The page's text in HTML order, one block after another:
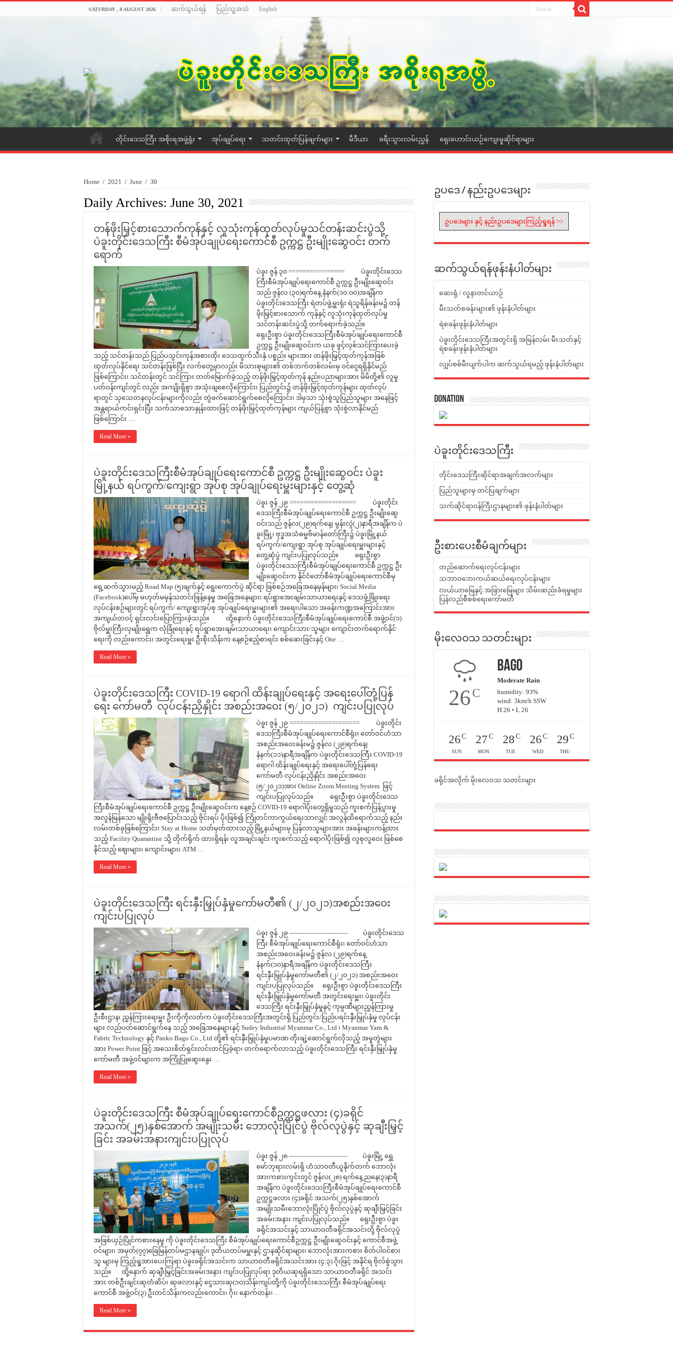
SATURDAY , 8 AUGUST 2026 ဆက်သွယ်ရန် ပြည်သူ့အသံ English
တိုင်းဒေသကြီး အစိုးရအဖွဲ့ရုံး အုပ်ချုပ်ရေး သတင်းထုတ်ပြန်ချက်များ မီဒီယာ ခရီးသွားလမ်းညွှန် ရှေးဟောင်းယဉ်ကျေးမှုဆိုင်ရာများ
Home / 2021 / June / 30
Daily Archives: June 30, 2021
တန်ဖိုးမြှင့်စားသောက်ကုန်နှင့် လူသုံးကုန်ထုတ်လုပ်မှုသင်တန်းဆင်းပွဲသို့
ပဲခူးတိုင်းဒေသကြီး စီမံအုပ်ချုပ်ရေးကောင်စီ ဥက္ကဋ္ဌ ဦးမျိုးဆွေဝင်း တက်
ရောက်
ပဲခူး ဇွန် ၃၀ ================ ပဲခူးတိုင်းဒေသ
ကြီးစီမံအုပ်ချုပ်ရေးကောင်စီ ဥက္ကဋ္ဌ ဦးမျိုးဆွေဝင်း
သည် ဇွန်လ (၃၀)ရက်နေ့ နံနက်(၁၀:၀၀)အချိန်က
ပဲခူးတိုင်းဒေသကြီး ရဲတပ်ဖွဲ့မှူးရုံး ရဲသူရိန်ခန်းမ၌ တန်
ဖိုးမြှင့်စားသောက် ကုန်နှင့် လူသုံးကုန်ထုတ်လုပ်မှု
သင်တန်းဆင်းပွဲသို့ တက်ရောက်ခဲ့သည်။
ရှေးဦးစွာ ပဲခူးတိုင်းဒေသကြီးစီမံအုပ်ချုပ်ရေးကောင်စီ
ဥက္ကဋ္ဌ ဦးမျိုးဆွေဝင်းက ယခု ဖွင့်လှစ်သင်ကြားပေးခဲ့
သည့် သင်တန်းသည် ပြည်ပသွင်းကုန်အစားထိုး ဒေသထွက်သီးနှံ ပစ္စည်း များအား တန်ဖိုးမြှင့်ထုတ်ကုန်အဖြစ်
ထုတ်လုပ်နိုင်ရေး သင်တန်းဖြစ်ပြီး လက်တွေ့မှာလည်း မိသားစုများ၏ တစ်ဘက်တစ်လမ်းမှ ဝင်ငွေရရှိနိုင်မည်
ဖြစ်ကြောင်း၊ သင်တန်းတွင် သင်ကြား တတ်မြောက်ခဲ့သည့် တန်ဖိုးမြှင့်ထုတ်ကုန် နည်းပညာများအား မိမိတို့၏ လူမှု
ပတ်ဝန်းကျင်တွင် လည်း အကျိုးရှိစွာ အသုံးချစေလိုကြောင်း၊ ပြည်တွင်း၌ တန်ဖိုးမြှင့်ထုတ်ကုန်များ ထုတ်လုပ်
ရာတွင် သုသေတနလုပ်ငန်းများကိုလည်း တွဲဖက်ဆောင်ရွက်စေလိုကြောင်း၊ ဒါမှသာ သုံးစွဲသူပြည်သူများ အနေဖြင့်
အန္တရာယ်ကင်းရှင်းပြီး သက်သာသောနှုန်းထားဖြင့် တန်ဖိုးမြှင့်ထုတ်ကုန်များ ကျယ်ပြန့်စွာ သုံးစွဲလာနိုင်မည်
ဖြစ်ကြောင်း …
Read More »
ပဲခူးတိုင်းဒေသကြီးစီမံအုပ်ချုပ်ရေးကောင်စီ ဥက္ကဋ္ဌ ဦးမျိုးဆွေဝင်း ပဲခူး
မြို့နယ် ရပ်ကွက်/ကျေးရွာ အုပ်စု အုပ်ချုပ်ရေးမှူးများနှင့် တွေ့ဆုံ
ပဲခူး ဇွန် ၂၉ =================== ပဲခူးတိုင်း
ဒေသကြီးစီမံအုပ်ချုပ်ရေးကောင်စီ ဥက္ကဋ္ဌ ဦးမျိုးဆွေ
ဝင်းသည် ဇွန်လ(၂၉)ရက်နေ့၊ မွန်းလွဲ(၂)နာရီအချိန်က ပဲ
ခူးမြို့၊ ဗုဒ္ဓအသံဓမ္မဗိမာ‌န်တော်ကြီး၌ ပဲခူးမြို့နယ်
ရပ်ကွက်/ကျေးရွာ အုပ်စု အုပ်ချုပ်ရေးမှူးများနှင့်
တွေ့ဆုံပွဲ ကျင်းပပြုလုပ်သည်။ ရှေးဦးစွာ
ပဲခူးတိုင်းဒေသကြီးစီမံအုပ်ချုပ်ရေးကောင်စီ ဥက္ကဋ္ဌ ဦး
မျိုးဆွေဝင်းက နိုင်ငံတော်စီမံအုပ်ချုပ်ရေးကောင်စီမှ
ရှေ့ဆက်သွားမည့် Road Map (၅)ချက်နှင့် ရွေးကောက်ပွဲ ဆိုင်ရာ ဖြစ်စဉ်အခြေအနေမှန်များ၊ Social Media
(Facebook)ပေါ်မှ မဟုတ်မမှန်သတင်းဖြန့်နေမှု အခြေအနေများ၊ ရပ်ရွာအေးချမ်းသာယာရေးနှင့် ဒေသဖွံ့ဖြိုးရေး
လုပ်ငန်းစဉ်များတွင် ရပ်ကွက်/ ကျေးရွာအုပ်စု အုပ်ချုပ်ရေးမှူးများ၏ အရေးပါသော အခန်းကဏ္ဍအကြောင်းအား
အကျယ်တဝင့် ရှင်းလင်းပြောကြားခဲ့သည်။ ထို့နောက် ပဲခူးတိုင်းဒေသကြီးစီမံအုပ်ချုပ်ရေးကောင်စီ အဖွဲ့ဝင်(၁)
ဗိုလ်မှူးကြီးလှမျိုးရွှေက လုံခြုံရေးနှင့် ရပ်ရွာအေးချမ်းသာယာရေး၊ ကျောင်းသား/သူများ ကျောင်းတက်ရောက်နိုင်
ရေးကို လည်းကောင်း၊ အတွင်းရေးမှူး ဦးစိုးသိန်းက နေ့စဉ်ဧည့်စာရင်း စစ်ဆေးခြင်းနှင့် One …
Read More »
ပဲခူးတိုင်းဒေသကြီး COVID-19 ရောဂါ ထိန်းချုပ်ရေးနှင့် အရေးပေါ်တုံ့ပြန်
ရေး ကော်မတီ လုပ်ငန်းညှိနှိုင်း အစည်းအဝေး (၅/၂၀၂၁) ကျင်းပပြုလုပ်
ပဲခူး ဇွန် ၂၉ ==================== ပဲခူးတိုင်း
ဒေသကြီးစီမံအုပ်ချုပ်ရေးကောင်စီရုံး၊ တော်ဝင်ဟံသာ
အစည်းအဝေးခန်းမ၌ ဇွန်လ (၂၉)ရက်နေ့၊
နံနက်(၁၁)နာရီအချိန်က ပဲခူးတိုင်းဒေသကြီး COVID-19
ရောဂါ ထိန်းချုပ်ရေးနှင့် အရေးပေါ်တုံ့ပြန်ရေး
ကော်မတီ လုပ်ငန်းညှိနှိုင်း အစည်းအဝေး
(၅/၂၀၂၁)အား Online Zoom Meeting System ဖြင့်
ကျင်းပပြုလုပ်သည်။ ရှေးဦးစွာ ပဲခူးတိုင်းဒေသ
ကြီးစီမံအုပ်ချုပ်ရေးကောင်စီ ဥက္ကဋ္ဌ ဦးမျိုးဆွေဝင်းက နေ့စဉ် COVID-19 ရောဂါပိုးတွေ့ရှိမှုသည် ကူးစက်ပြန့်ပွားမှု
အလွန်မြန်သော မျိုးရိုးဗီဇပြောင်းသည့် ဗိုင်းရပ် ပိုးဖြစ်၍ ကြိုတင်ကာကွယ်ရေးသာလျှင် အလွန်ထိရောက်သည့် နည်း
လမ်းတစ်ခုဖြစ်ကြောင်း၊ Stay at Home သတ်မှတ်ထားသည့် မြို့နယ်များမှ ပြန်လာသူများအား အခန်းများကန့်ထား
သည့် Facility Quarantine သို့ တိုက်ရိုက် ထားရှိရန်၊ လူအချင်းချင်း ကူးစက်သည့် ရောဂါပိုးဖြစ်၍ လူစုလူဝေး ဖြစ်စေ
နိုင်သည့် ဈေးများ၊ ကျောင်းများ၊ ATM …
Read More »
ပဲခူးတိုင်းဒေသကြီး ရင်းနှီးမြှုပ်နှံမှုကော်မတီ၏ (၂/၂၀၂၁)အစည်းအဝေး
ကျင်းပပြုလုပ်
ပဲခူး ဇွန် ၂၉ ————————— ပဲခူးတိုင်းဒေသ
ကြီး စီမံအုပ်ချုပ်ရေးကောင်စီရုံး၊ တော်ဝင်ဟံသာ
အစည်းအဝေးခန်းမ၌ ဇွန်လ (၂၉)ရက်နေ့
နံနက်(၁၀)နာရီအချိန်က ပဲခူးတိုင်းဒေသကြီး
ရင်းနှီးမြှုပ်နှံမှုကော်မတီ၏ (၂/၂၀၂၁) အစည်းအဝေး
ကျင်းပပြုလုပ်သည်။ ရှေးဦးစွာ ပဲခူးတိုင်းဒေသကြီး
ရင်းနှီးမြှုပ်နှံမှုကော်မတီ အတွင်းရေးမှူး၊ ပဲခူးတိုင်း
ဒေသကြီး ရင်းနှီးမြှုပ်နှံမှုနှင့် ကုမ္ပဏီများညွှန်ကြားမှု
ဦးစီးဌာန၊ ညွှန်ကြားရေးမှူး ဦးကိုကိုလတ်က ပဲခူးတိုင်းဒေသကြီးအတွင်းရှိ ပြည်တွင်း/ပြည်ပရင်းနှီးမြှုပ်နှံမှု လုပ်ငန်း
များ လည်ပတ်ဆောင်ရွက်နေ သည့် အခြေအနေများနှင့် Sudey Industrial Myanmar Co., Ltd ၊ Myanmar Yarn &
Fabric Technology နှင့် Panko Bago Co., Ltd တို့၏ ရင်းနှီးမြှုပ်နှံမှုပမာဏ တိုးချဲ့ဆောင်ရွက်လိုသည့် အမှုတွဲများ
အား Power Point ဖြင့် အသေးစိတ်ရှင်းလင်းတင်ပြခဲ့ရာ၊ တက်ရောက်လာသည့် ပဲခူးတိုင်းဒေသကြီး ရင်းနှီးမြှုပ်နှံမှု
ကော်မတီ အဖွဲ့ဝင်များက အကြုံပြုဆွေးနွေး …
Read More »
ပဲခူးတိုင်းဒေသကြီး စီမံအုပ်ချုပ်ရေးကောင်စီဥက္ကဋ္ဌဖလား (၄)ခရိုင်
အသက်(၂၅)နှစ်အောက် အမျိုးသမီး ဘောလုံးပြိုင်ပွဲ ဗိုလ်လုပွဲနှင့် ဆုချီးမြှင့်
ခြင်း အခမ်းအနားကျင်းပပြုလုပ်
ပဲခူး ဇွန် ၂၈ ————————— ပဲခူးမြို့ ရွှေ
မော်ဘုရားလမ်းရှိ ဟံသာဝတီယူနိုက်တက် ဘောလုံး
အားကစားကွင်းတွင် ဇွန်လ(၂၈) ရက်နေ့ ညနေ(၃)နာရီ
အချိန်က ပဲခူးတိုင်းဒေသကြီးစီမံအုပ်ချုပ်ရေးကောင်စီ
ဥက္ကဋ္ဌဖလား (၄)ခရိုင် အသက်(၂၅)နှစ်အောက်
အမျိုးသမီးဘောလုံးပြိုင်ပွဲ ဗိုလ်လုပွဲနှင့် ဆုချီးမြှင့်ခြင်း
အခမ်းအနား ကျင်းပပြုလုပ်သည်။ ရှေးဦးစွာ ပဲခူး
ခရိုင်အသင်းနှင့် သာယာဝတီခရိုင်အသင်းတို့ ဗိုလ်လုပွဲ
အဖြစ်ယှဉ်ပြိုင်ကစားနေမှု ကို ပဲခူးတိုင်းဒေသကြီး စီမံအုပ်ချုပ်ရေးကောင်စီဥက္ကဋ္ဌ ဦးမျိုးဆွေဝင်းနှင့် ကောင်စီအဖွဲ့
ဝင်များ၊ အမှတ်(၇၇)‌ခြေမြန်တပ်မဌာနချုပ်၊ ဒုတိယတပ်မမှူးနှင့် ဌာနဆိုင်ရာများ၊ ဘောလုံးအားကစား စိတ်ပါဝင်စား
သူ များမှ ကြည့်ရှုအားပေးကြရာ ပဲခူးခရိုင်အသင်းက သာယာဝတီခရိုင်အသင်းအား (၄:၃) ဂိုးဖြင့် အနိုင်ရ ဗိုလ်စွဲသွား
သည်။ ထို့နောက် ဆုချီးမြှင့်ခြင်းအခမ်းအနား ကျင်းပပြုလုပ်ရာ ဒုတိယဆုရရှိသော သာယာဝတီခရိုင် အသင်း
အား တစ်ဦးချင်းဆုတံဆိပ်၊ ဆုဖလားနှင့် ငွေသားဆု(၁၀)သိန်းကျပ်တို့ကို ပဲခူးတိုင်းဒေသကြီး စီမံအုပ်ချုပ်ရေး
ကောင်စီ အဖွဲ့ဝင်(၃) ဦးတင်သိန်းကလည်းကောင်း၊ ဂိုး၊ နောက်တန်း၊ …
Read More »
ဥပဒေ / နည်းဥပဒေများ
ဥပဒေများ နှင့် နည်းဥပဒေများကြည့်ရှုရန် >>
ဆက်သွယ်ရန်ဖုန်းနံပါတ်များ
ဆေးရုံ / လူနာတင်ယာဉ်
မီးသတ်စခန်းများ၏ ဖုန်းနံပါတ်များ
ရဲစခန်းဖုန်းနံပါတ်များ
ပဲခူးတိုင်းဒေသကြီးအတွင်းရှိ အမြန်လမ်း မီးသတ်နှင့်
ရဲစခန်းဖုန်းနံပါတ်များ
လျှပ်စစ်မီးပျက်ပါက ဆက်သွယ်ရမည့် ဖုန်းနံပါတ်များ
Donation
ပဲခူးတိုင်းဒေသကြီး
တိုင်းဒေသကြီးဆိုင်ရာအချက်အလက်များ
ပြည်သူများမှ တင်ပြချက်များ
သက်ဆိုင်ရာဝန်ကြီးဌာနများ၏ ဖုန်းနံပါတ်များ
ဦးစားပေးစီမံချက်များ
တည်ဆောက်ရေးလုပ်ငန်းများ
သဘာဝဘေးကယ်ဆယ်ရေးလုပ်ငန်းများ
လယ်ယာမြေနှင့် အခြားမြေများ သိမ်းဆည်းခံရမှုများ
ပြန်လည်စီစစ်ရေးကော်မတီ
မိုးလေဝသ သတင်းများ
26C
Bago
Moderate Rain
humidity: 93%
wind: 3km/h SSW
H 26 • L 26
26 C
SUN
27 C
MON
28 C
TUE
26 C
WED
29 C
THU
ခရိုင်အလိုက် မိုးလေဝသ သတင်းများ